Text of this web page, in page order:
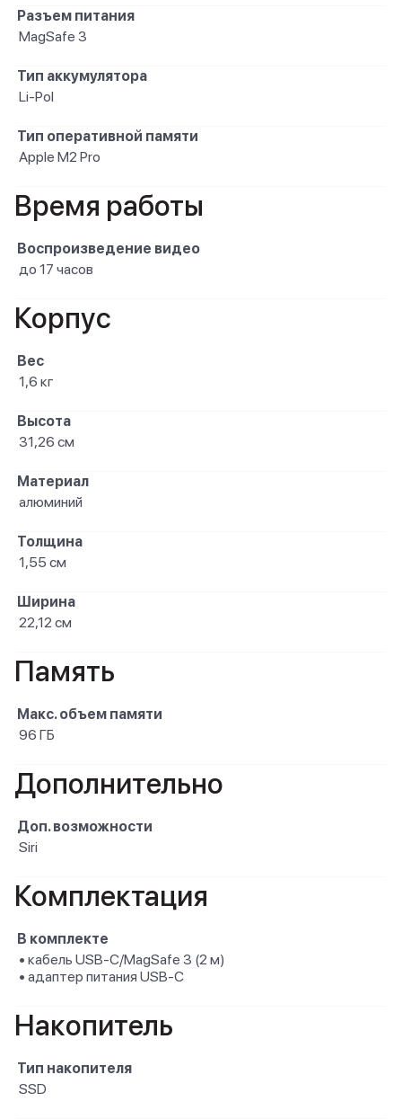
Разъем питания
MagSafe 3
Тип аккумулятора
Li-Pol
Тип оперативной памяти
Apple M2 Pro
Время работы
Воспроизведение видео
до 17 часов
Корпус
Вес
1,6 кг
Высота
31,26 см
Материал
алюминий
Толщина
1,55 см
Ширина
22,12 см
Память
Макс. объем памяти
96 ГБ
Дополнительно
Доп. возможности
Siri
Комплектация
В комплекте
• кабель USB-C/MagSafe 3 (2 м)
• адаптер питания USB-C
Накопитель
Тип накопителя
SSD